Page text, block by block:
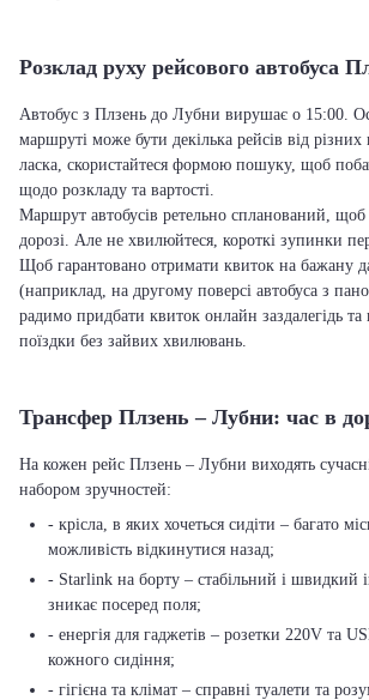
Розклад руху рейсового автобуса
Автобус з Плзень до Лубни вирушає о 15:00.
маршруті може бути декілька рейсів від різних
ласка, скористайтеся формою пошуку, щоб
щодо розкладу та вартості.
Маршрут автобусів ретельно спланований, щоб
дорозі. Але не хвилюйтеся, короткі зупинки
Щоб гарантовано отримати квиток на бажану
(наприклад, на другому поверсі автобуса з
радимо придбати квиток онлайн заздалегідь та
поїздки без зайвих хвилювань.
Трансфер Плзень – Лубни: час в
На кожен рейс Плзень – Лубни виходять
набором зручностей:
- крісла, в яких хочеться сидіти – багато
можливість відкинутися назад;
- Starlink на борту – стабільний і швидкий
зникає посеред поля;
- енергія для гаджетів – розетки 220V та
кожного сидіння;
- гігієна та клімат – справні туалети та